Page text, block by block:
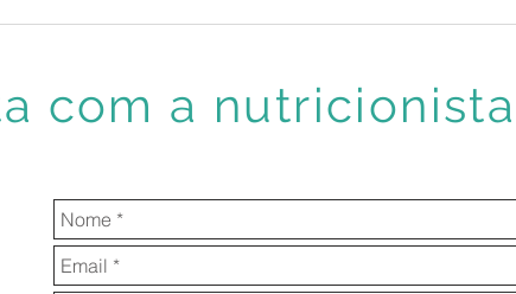
e seus
É normal sentir mais fome no
com a nutricionista